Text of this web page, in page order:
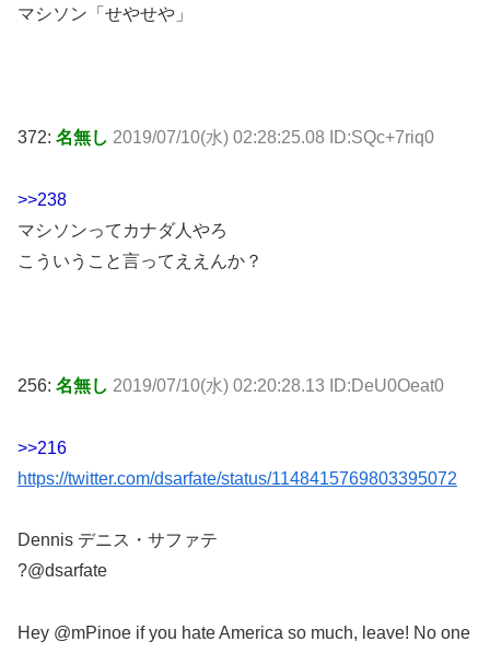
マシソン「せやせや」
372: 名無し 2019/07/10(水) 02:28:25.08 ID:SQc+7riq0
>>238
マシソンってカナダ人やろ
こういうこと言ってええんか？
256: 名無し 2019/07/10(水) 02:20:28.13 ID:DeU0Oeat0
>>216
https://twitter.com/dsarfate/status/1148415769803395072
Dennis デニス・サファテ
?@dsarfate
Hey @mPinoe if you hate America so much, leave! No one